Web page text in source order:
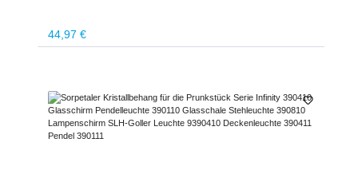
Regulärer Preis:
44,97 €